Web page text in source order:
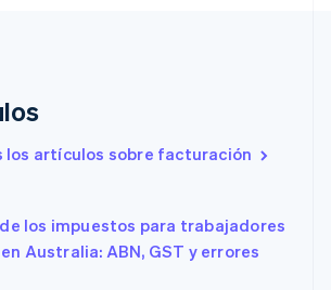
los artículos sobre facturación
los impuestos para trabajadores
Australia: ABN, GST y errores